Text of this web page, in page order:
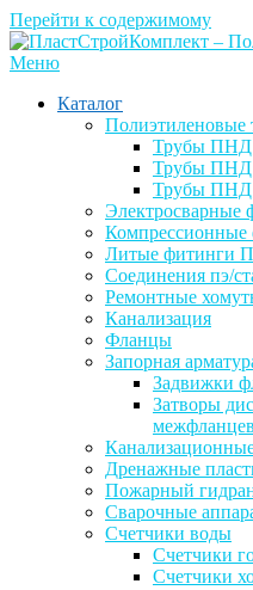
Перейти к содержимому
Меню
Каталог
Трубы ПНД
Трубы ПНД
Трубы ПНД
Литые фитинги
Соединения пэ/
Ремонтные
Канализация
Фланцы
Запорная
Задвижки
Затворы
Дренажные
Пожарный
Сварочные
Счетчики воды
Счетчики
Счетчики